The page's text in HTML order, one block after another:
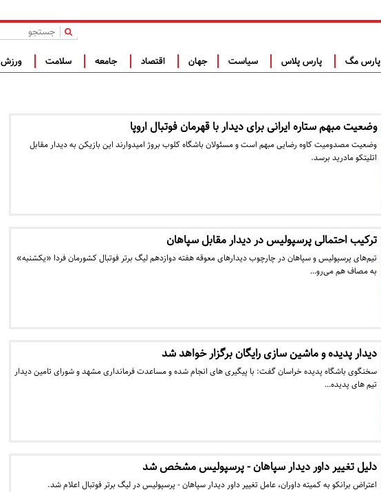
|
پارس مگ پارس پلاس سیاست جهان اقتصاد جامعه سلامت ورزش
وضعیت مبهم ستاره ایرانی برای دیدار با قهرمان فوتبال اروپا
وضعیت مصدومیت کاوه رضایی مبهم است و مسئولان باشگاه کلوب بروژ امیدوارند این بازیکن به دیدار مقابل
اتلیتکو مادرید برسد.
ترکیب احتمالی پرسپولیس در دیدار مقابل سپاهان
تیم‌های پرسپولیس و سپاهان در چارچوب دیدار‌های معوقه هفته دوازدهم لیگ برتر فوتبال کشورمان فردا «یکشنبه»
به مصاف هم می‌رو…
دیدار پدیده و ماشین سازی رایگان برگزار خواهد شد
سخنگوی باشگاه پدیده خراسان گفت: با پیگیری های انجام شده و مساعدت فرمانداری مشهد و شورای تامین دیدار
تیم های پدیده…
دلیل تغییر داور دیدار سپاهان - پرسپولیس مشخص شد
اعتراض برانکو به کمیته داوران، عامل تغییر داور دیدار سپاهان - پرسپولیس در لیگ برتر فوتبال اعلام شد.